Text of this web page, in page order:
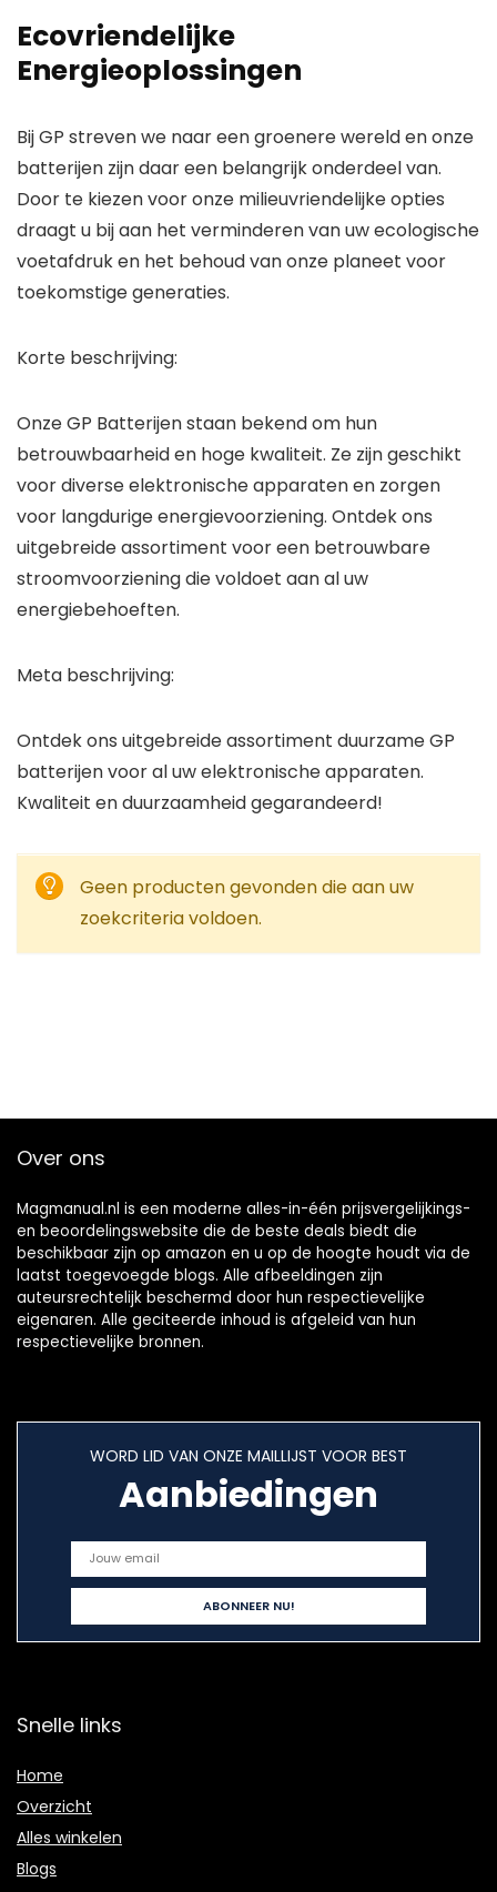
Ecovriendelijke
Energieoplossingen
Bij GP streven we naar een groenere wereld en onze
batterijen zijn daar een belangrijk onderdeel van.
Door te kiezen voor onze milieuvriendelijke opties
draagt u bij aan het verminderen van uw ecologische
voetafdruk en het behoud van onze planeet voor
toekomstige generaties.
Korte beschrijving:
Onze GP Batterijen staan bekend om hun
betrouwbaarheid en hoge kwaliteit. Ze zijn geschikt
voor diverse elektronische apparaten en zorgen
voor langdurige energievoorziening. Ontdek ons
uitgebreide assortiment voor een betrouwbare
stroomvoorziening die voldoet aan al uw
energiebehoeften.
Meta beschrijving:
Ontdek ons uitgebreide assortiment duurzame GP
batterijen voor al uw elektronische apparaten.
Kwaliteit en duurzaamheid gegarandeerd!
Geen producten gevonden die aan uw
zoekcriteria voldoen.
Over ons
Magmanual.nl is een moderne alles-in-één prijsvergelijkings-
en beoordelingswebsite die de beste deals biedt die
beschikbaar zijn op amazon en u op de hoogte houdt via de
laatst toegevoegde blogs. Alle afbeeldingen zijn
auteursrechtelijk beschermd door hun respectievelijke
eigenaren. Alle geciteerde inhoud is afgeleid van hun
respectievelijke bronnen.
WORD LID VAN ONZE MAILLIJST VOOR BEST
Aanbiedingen
Snelle links
Home
Overzicht
Alles winkelen
Blogs